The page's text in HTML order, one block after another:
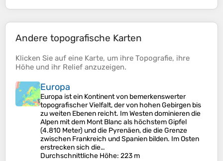
Andere topografische Karten
Klicken Sie auf eine Karte, um ihre Topografie, ihre
Höhe und ihr Relief anzuzeigen.
Europa
Europa ist ein Kontinent von bemerkenswerter
topografischer Vielfalt, der von hohen Gebirgen bis
zu weiten Ebenen reicht. Im Westen dominieren die
Alpen mit dem Mont Blanc als höchstem Gipfel
(4.810 Meter) und die Pyrenäen, die die Grenze
zwischen Frankreich und Spanien bilden. Im Osten
erstrecken sich die…
Durchschnittliche Höhe: 223 m